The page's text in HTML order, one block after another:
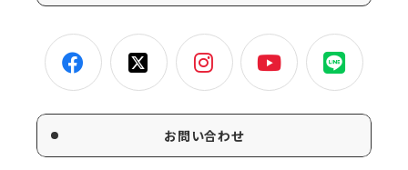
お問い合わせ